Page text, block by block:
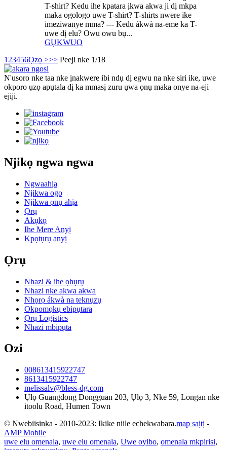
T-shirt? Kedu ihe kpatara ịkwa akwa ji dị mkpa
maka ogologo uwe T-shirt? T-shirts nwere ike
imeziwanye mma? --- Kedu ákwà na-eme ka T-
uwe dị elu? Owu owu bụ...
GỤKWUO
1 23456Ọzọ >>> Peeji nke 1/18
N'usoro nke taa nke ịnakwere ibi ndụ dị egwu na nke siri ike, uwe
okporo ụzọ apụtala dị ka mmasị zuru ụwa ọnụ maka onye na-eji
ejiji.
Njikọ ngwa ngwa
Ngwaahịa
Njikwa ogo
Njikwa ọnụ ahịa
Ọrụ
Akụkọ
Ihe Mere Anyị
Kpọtụrụ anyị
Ọrụ
Nhazi & ihe ọhụrụ
Nhazi nke akwa akwa
Nhọrọ ákwà na teknụzụ
Okpomọkụ ebipụtara
Ọrụ Logistics
Nhazi mbipụta
Ozi
008613415922747
8613415922747
melissalv@bless-dg.com
Ụlọ Guangdong Dongguan 203, Ụlọ 3, Nke 59, Longan nke
itoolu Road, Humen Town
© Nwebiisinka - 2010-2023: Ikike niile echekwabara.map saịtị -
AMP Mobile
uwe elu omenala, uwe elu omenala, Uwe oyibo, omenala mkpirisi,